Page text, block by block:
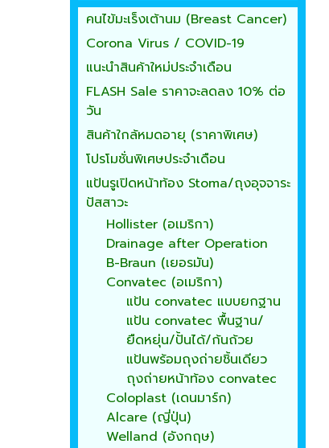
คนไข้มะเร็งเต้านม (Breast Cancer)
Corona Virus / COVID-19
แนะนำสินค้าใหม่ประจำเดือน
FLASH Sale ราคาจะลดลง 10% ต่อ
วัน
สินค้าใกล้หมดอายุ (ราคาพิเศษ)
โปรโมชั่นพิเศษประจำเดือน
แป้นรูเปิดหน้าท้อง Stoma/ถุงอุจจาระ
ปัสสาวะ
Hollister (อเมริกา)
Drainage after Operation
B-Braun (เยอรมัน)
Convatec (อเมริกา)
แป้น convatec แบบยกฐาน
แป้น convatec พื้นฐาน/
ยืดหยุ่น/ปั้นได้/ก้นถ้วย
แป้นพร้อมถุงถ่ายชิ้นเดียว
ถุงถ่ายหน้าท้อง convatec
Coloplast (เดนมาร์ก)
Alcare (ญี่ปุ่น)
Welland (อังกฤษ)